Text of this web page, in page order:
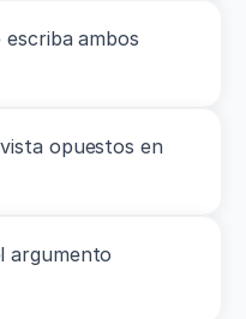
escriba ambos
opuestos en
argumento